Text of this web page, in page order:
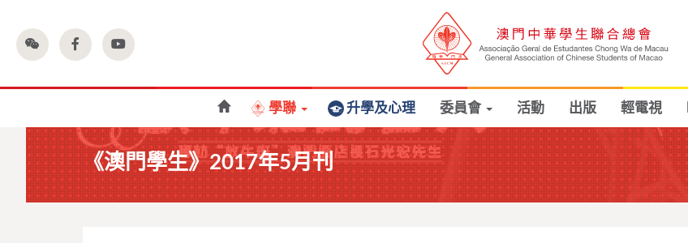
學聯 升學及心理 委員會 活動 出版 輕電視
《澳門學生》2017年5月刊